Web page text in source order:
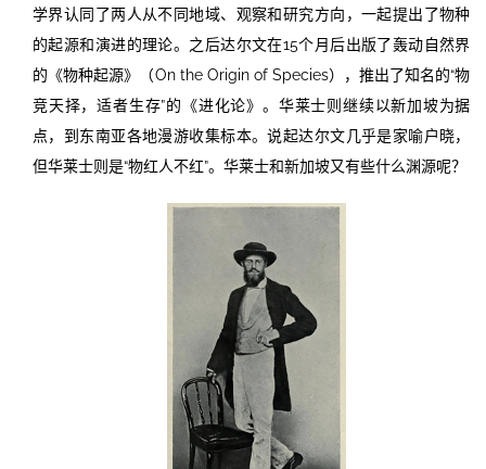
学界认同了两人从不同地域、观察和研究方向，一起提出了物种
的起源和演进的理论。之后达尔文在15个月后出版了轰动自然界
的《物种起源》（On the Origin of Species），推出了知名的“物
竞天择，适者生存”的《进化论》。华莱士则继续以新加坡为据
点，到东南亚各地漫游收集标本。说起达尔文几乎是家喻户晓，
但华莱士则是“物红人不红”。华莱士和新加坡又有些什么渊源呢？